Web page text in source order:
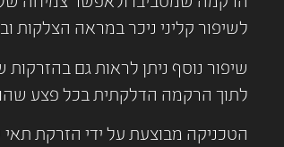
לשיפור קליני ניכר במראה הצלקות
שיפור נוסף ניתן לראות גם
לתוך הרקמה הדלקתית בכל פצע
הטכניקה מבוצעת על ידי הזרקת תאי שומן